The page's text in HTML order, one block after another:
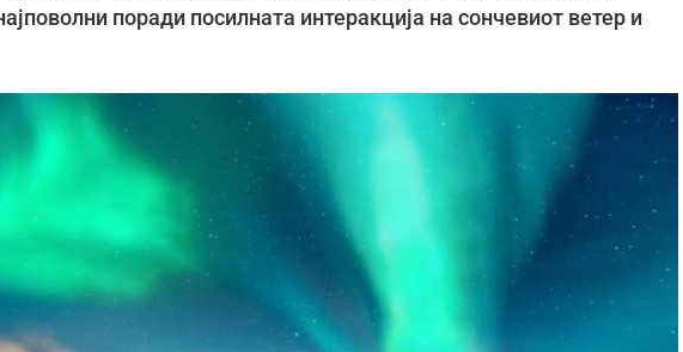
поради посилната интеракција на сончевиот ветер и